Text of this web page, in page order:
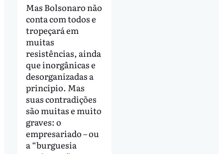
Mas Bolsonaro não
conta com todos e
tropeçará em
muitas
resistências, ainda
que inorgânicas e
desorganizadas a
princípio. Mas
suas contradições
são muitas e muito
graves: o
empresariado – ou
a “burguesia